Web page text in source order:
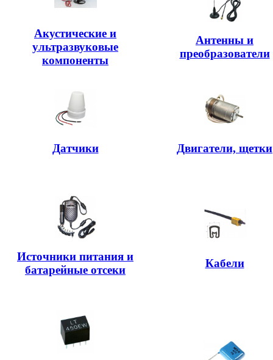
Акустические и
ультразвуковые
компоненты
Антенны и
преобразователи
Датчики Двигатели, щетки
Источники питания и
батарейные отсеки
Кабели